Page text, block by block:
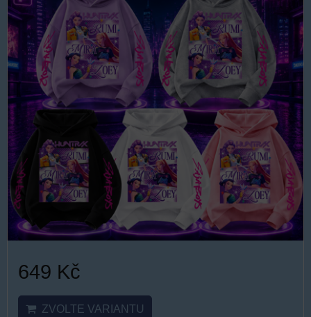
649 Kč
ZVOLTE VARIANTU